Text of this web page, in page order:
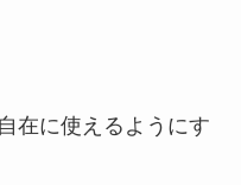
在に使えるようにす